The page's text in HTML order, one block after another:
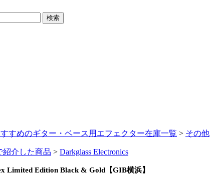
すめのギター・ベース用エフェクター在庫一覧 > その他
紹介した商品 > Darkglass Electronics
Limited Edition Black & Gold【GIB横浜】